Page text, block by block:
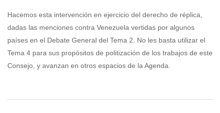
Hacemos esta intervención en ejercicio del derecho de réplica,
dadas las menciones contra Venezuela vertidas por algunos
países en el Debate General del Tema 2. No les basta utilizar el
Tema 4 para sus propósitos de politización de los trabajos de este
Consejo, y avanzan en otros espacios de la Agenda.